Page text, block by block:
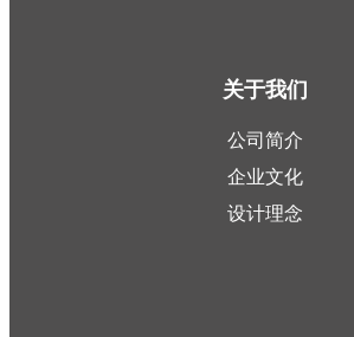
关于我们
公司简介
企业文化
设计理念